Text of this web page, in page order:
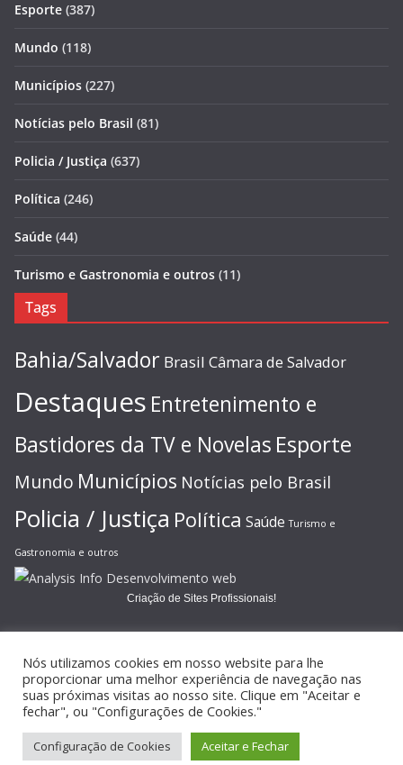
Esporte (387)
Mundo (118)
Municípios (227)
Notícias pelo Brasil (81)
Policia / Justiça (637)
Política (246)
Saúde (44)
Turismo e Gastronomia e outros (11)
Tags
Bahia/Salvador Brasil Câmara de Salvador
Destaques Entretenimento e
Bastidores da TV e Novelas Esporte
Mundo Municípios Notícias pelo Brasil
Policia / Justiça Política Saúde Turismo e
Gastronomia e outros
Criação de Sites Profissionais!
Copyright © 2026JORNAL GAZETA ONLINE
reservados.
Tema:ColorMagpor ThemeGrill. Powered by
Nós utilizamos cookies em nosso website para lhe
proporcionar uma melhor experiência de navegação nas
suas próximas visitas ao nosso site. Clique em "Aceitar e
fechar", ou "Configurações de Cookies."
Configuração de Cookies Aceitar e Fechar